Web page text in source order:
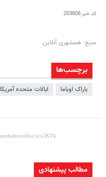
کد خبر203806
منبع: همشهری آنلاین
برچسب‌ها
باراک اوباما ایالات متحده آمریکا
مطالب پیشنهادی